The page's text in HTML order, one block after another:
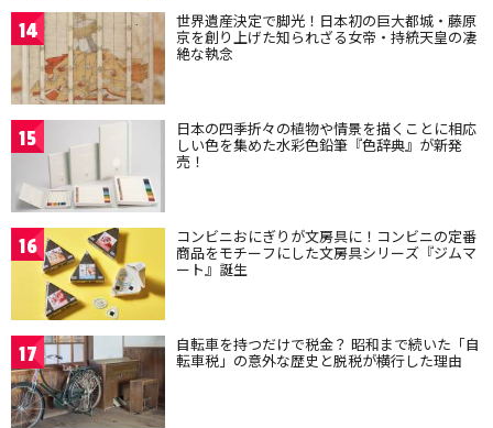
14 世界遺産決定で脚光！日本初の巨大都城・藤原
京を創り上げた知られざる女帝・持統天皇の凄
絶な執念
15 日本の四季折々の植物や情景を描くことに相応
しい色を集めた水彩色鉛筆『色辞典』が新発
売！
16 コンビニおにぎりが文房具に！コンビニの定番
商品をモチーフにした文房具シリーズ『ジムマ
ート』誕生
17 自転車を持つだけで税金？ 昭和まで続いた「自
転車税」の意外な歴史と脱税が横行した理由